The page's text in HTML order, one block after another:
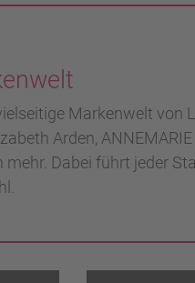
Markenwelt von
Arden, ANNEMARIE
mehr. Dabei führt jeder